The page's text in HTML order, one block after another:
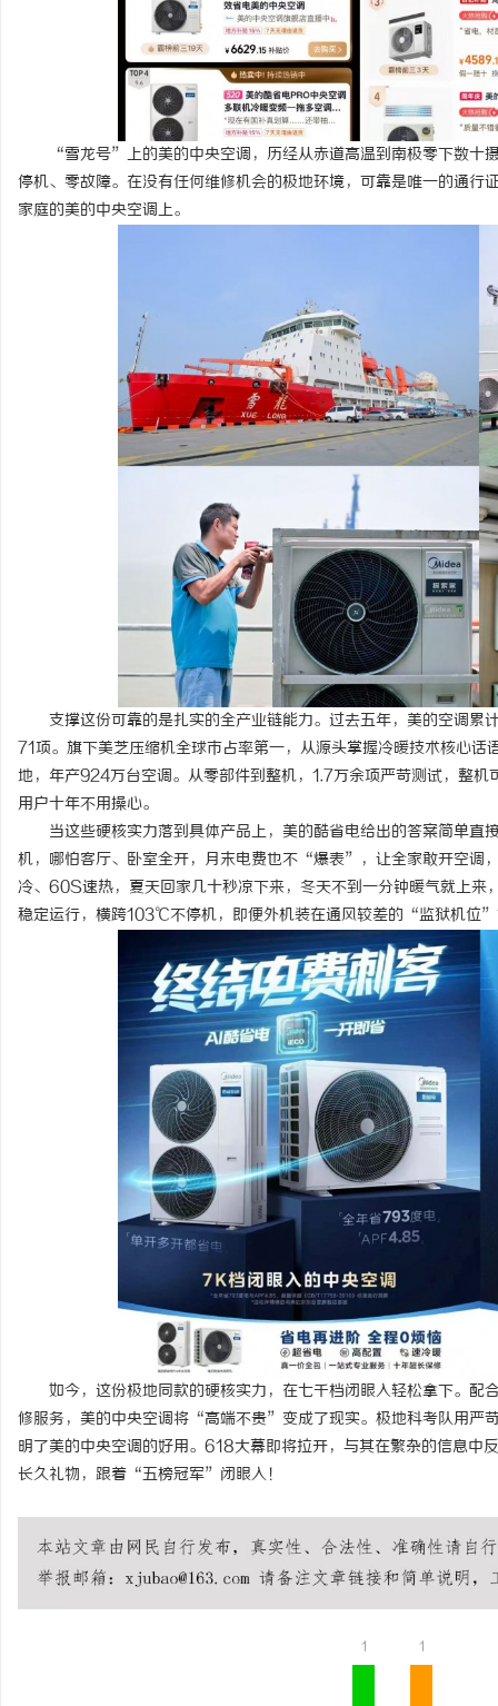
“雪龙号”上的美的中央空调，历经从赤道高温到南极零下数十
停机、零故障。在没有任何维修机会的极地环境，可靠是唯一的通
家庭的美的中央空调上。
支撑这份可靠的是扎实的全产业链能力。过去五年，美的空调
71项。旗下美芝压缩机全球市占率第一，从源头掌握冷暖技术核心
地，年产924万台空调。从零部件到整机，1.7万余项严苛测试，整
用户十年不用操心。
当这些硬核实力落到具体产品上，美的酷省电给出的答案简单
机，哪怕客厅、卧室全开，月末电费也不“爆表”，让全家敢开空调
冷、60S速热，夏天回家几十秒凉下来，冬天不到一分钟暖气就上
稳定运行，横跨103℃不停机，即便外机装在通风较差的“监狱机位
如今，这份极地同款的硬核实力，在七千档闭眼入轻松拿下。
修服务，美的中央空调将“高端不贵”变成了现实。极地科考队用严
明了美的中央空调的好用。618大幕即将拉开，与其在繁杂的信息中
长久礼物，跟着“五榜冠军”闭眼入！
1 1